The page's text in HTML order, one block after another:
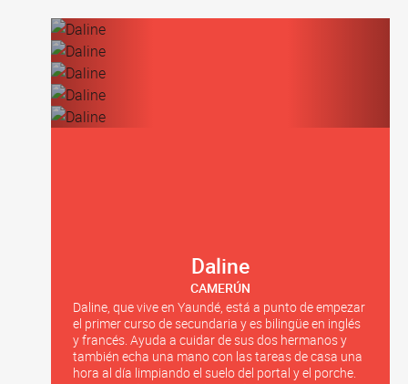
Daline
CAMERÚN
Daline, que vive en Yaundé, está a punto de empezar
el primer curso de secundaria y es bilingüe en inglés
y francés. Ayuda a cuidar de sus dos hermanos y
también echa una mano con las tareas de casa una
hora al día limpiando el suelo del portal y el porche.